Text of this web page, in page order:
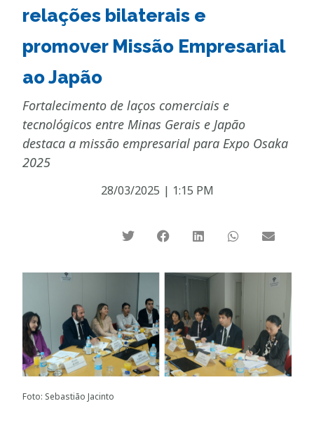
relações bilaterais e
promover Missão Empresarial
ao Japão
Fortalecimento de laços comerciais e
tecnológicos entre Minas Gerais e Japão
destaca a missão empresarial para Expo Osaka
2025
28/03/2025 | 1:15 PM
Foto: Sebastião Jacinto